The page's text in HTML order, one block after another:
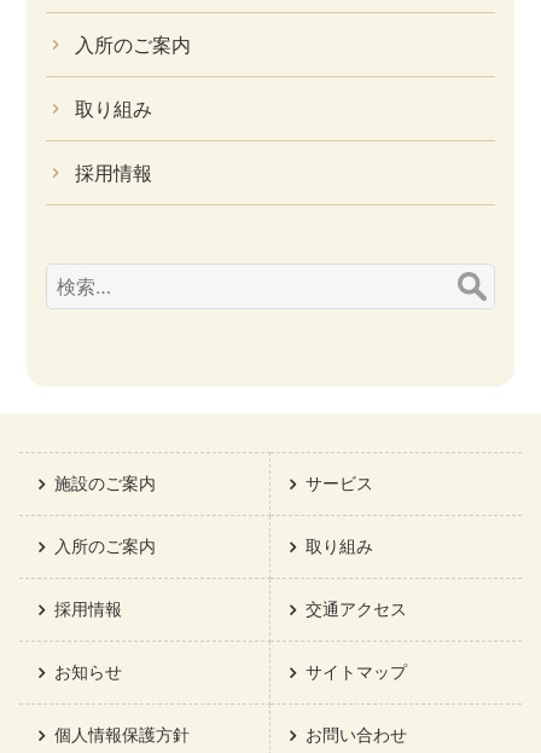
入所のご案内
取り組み
採用情報
検
索:
施設のご案内 サービス
入所のご案内 取り組み
採用情報 交通アクセス
お知らせ サイトマップ
個人情報保護方針 お問い合わせ